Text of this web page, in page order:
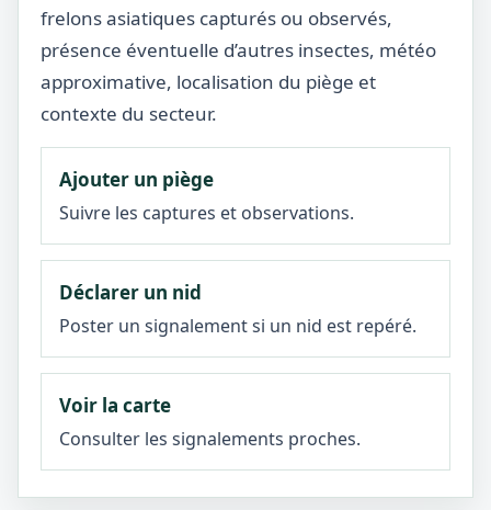
frelons asiatiques capturés ou observés,
présence éventuelle d’autres insectes, météo
approximative, localisation du piège et
contexte du secteur.
Ajouter un piège
Suivre les captures et observations.
Déclarer un nid
Poster un signalement si un nid est repéré.
Voir la carte
Consulter les signalements proches.